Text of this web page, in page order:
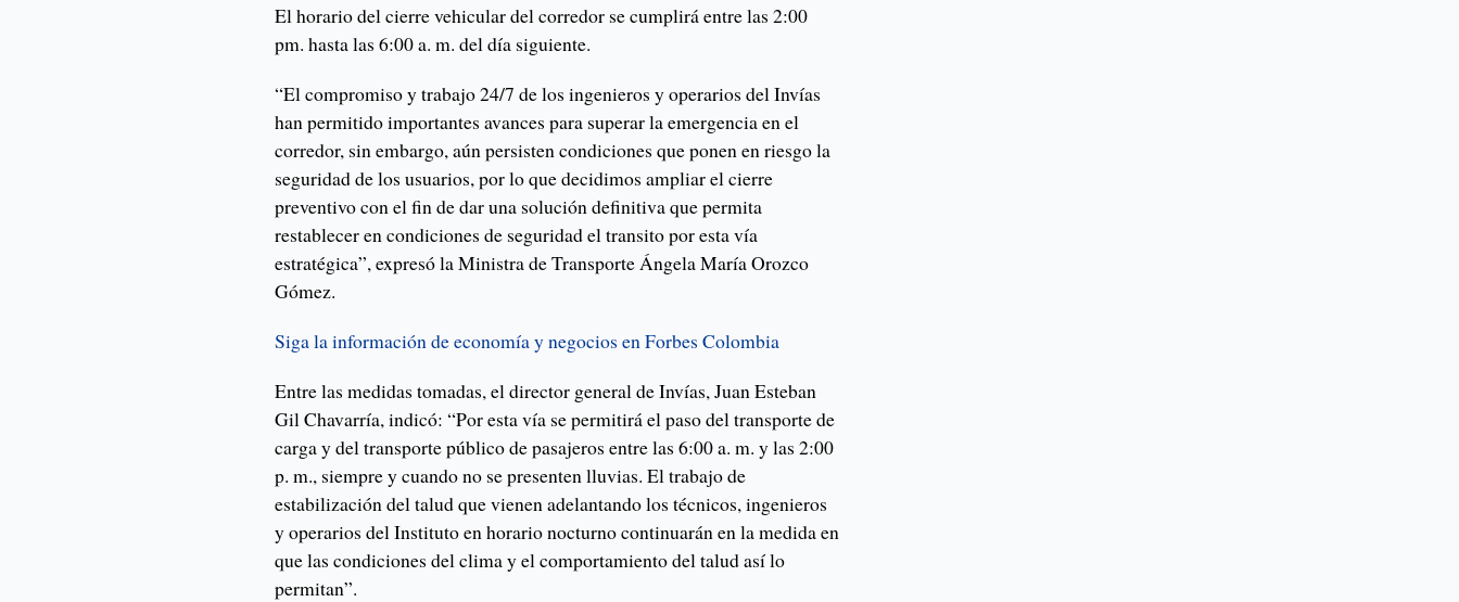
El horario del cierre vehicular del corredor se cumplirá entre las 2:00
pm. hasta las 6:00 a. m. del día siguiente.
“El compromiso y trabajo 24/7 de los ingenieros y operarios del Invías
han permitido importantes avances para superar la emergencia en el
corredor, sin embargo, aún persisten condiciones que ponen en riesgo la
seguridad de los usuarios, por lo que decidimos ampliar el cierre
preventivo con el fin de dar una solución definitiva que permita
restablecer en condiciones de seguridad el transito por esta vía
estratégica”, expresó la Ministra de Transporte Ángela María Orozco
Gómez.
Siga la información de economía y negocios en Forbes Colombia
Entre las medidas tomadas, el director general de Invías, Juan Esteban
Gil Chavarría, indicó: “Por esta vía se permitirá el paso del transporte de
carga y del transporte público de pasajeros entre las 6:00 a. m. y las 2:00
p. m., siempre y cuando no se presenten lluvias. El trabajo de
estabilización del talud que vienen adelantando los técnicos, ingenieros
y operarios del Instituto en horario nocturno continuarán en la medida en
que las condiciones del clima y el comportamiento del talud así lo
permitan”.